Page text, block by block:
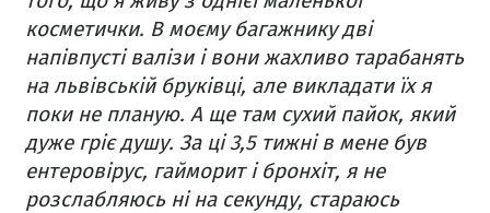
косметички. В моєму багажнику дві
напівпусті валізи і вони жахливо тарабанять
на львівській бруківці, але викладати їх я
поки не планую. А ще там сухий пайок, який
дуже гріє душу. За ці 3,5 тижні в мене був
ентеровірус, гайморит і бронхіт, я не
розслабляюсь ні на секунду, стараюсь